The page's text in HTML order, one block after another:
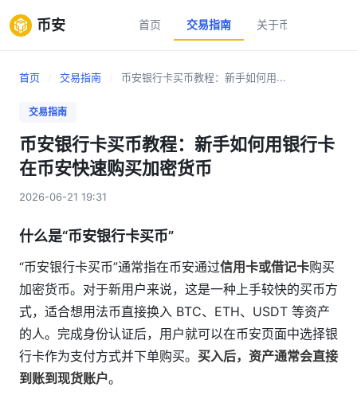
币安 首页 交易指南 关于币安
首页 交易指南 币安银行卡买币教程：新手如何用...
交易指南
币安银行卡买币教程：新手如何用银行卡
在币安快速购买加密货币
2026-06-21 19:31
什么是“币安银行卡买币”
“币安银行卡买币”通常指在币安通过信用卡或借记卡购买
加密货币。对于新用户来说，这是一种上手较快的买币方
式，适合想用法币直接换入 BTC、ETH、USDT 等资产
的人。完成身份认证后，用户就可以在币安页面中选择银
行卡作为支付方式并下单购买。 买入后，资产通常会直接
到账到现货账户。